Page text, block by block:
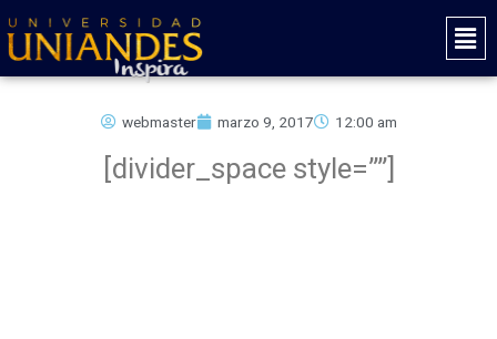
al
contenido
Main
webmaster marzo 9, 2017 12:00 am
[divider_space style=””]